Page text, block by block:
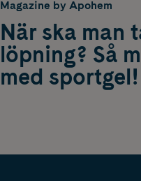
Magazine by Apohem
När ska man
löpning? Så
med sportgel!